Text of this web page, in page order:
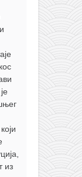
из